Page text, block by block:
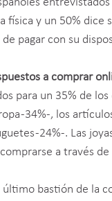
y un 50% dice
pagar con su
a comprar
para un 35% de
-34%-, los
-24%-. Las
a través
bastión de la